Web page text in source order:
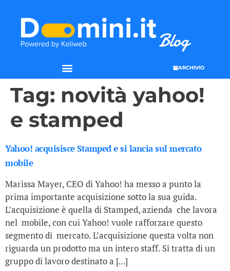
ARCHIVIO
Tag: novità yahoo!
e stamped
Yahoo! acquisisce Stamped e si lancia sul mercato
mobile
Marissa Mayer, CEO di Yahoo! ha messo a punto la
prima importante acquisizione sotto la sua guida.
L’acquisizione è quella di Stamped, azienda che lavora
nel mobile, con cui Yahoo! vuole rafforzare questo
segmento di mercato. L’acquisizione questa volta non
riguarda un prodotto ma un intero staff. Si tratta di un
gruppo di lavoro destinato a […]